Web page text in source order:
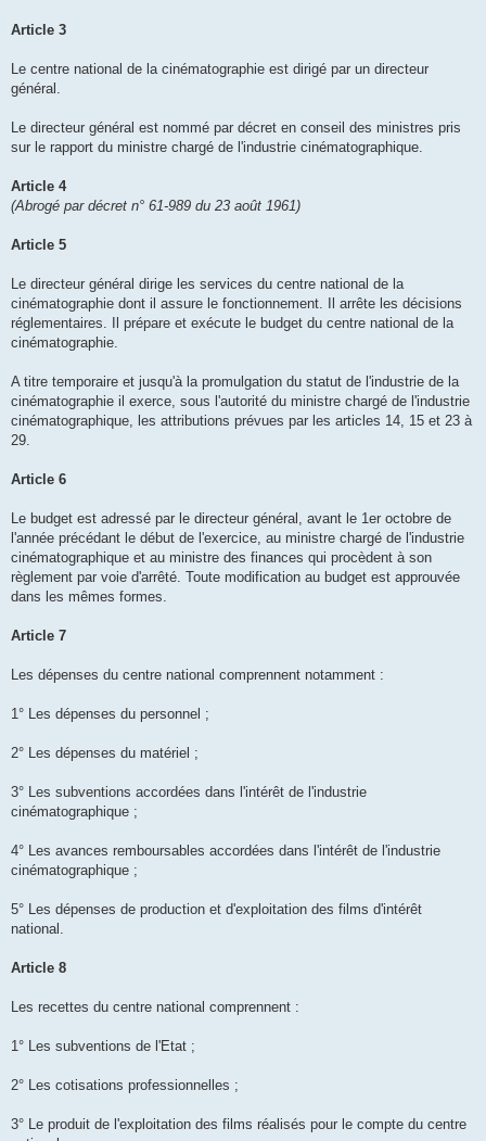
Article 3
Le centre national de la cinématographie est dirigé par un directeur
général.
Le directeur général est nommé par décret en conseil des ministres pris
sur le rapport du ministre chargé de l'industrie cinématographique.
Article 4
(Abrogé par décret n° 61-989 du 23 août 1961)
Article 5
Le directeur général dirige les services du centre national de la
cinématographie dont il assure le fonctionnement. Il arrête les décisions
réglementaires. Il prépare et exécute le budget du centre national de la
cinématographie.
A titre temporaire et jusqu'à la promulgation du statut de l'industrie de la
cinématographie il exerce, sous l'autorité du ministre chargé de l'industrie
cinématographique, les attributions prévues par les articles 14, 15 et 23 à
29.
Article 6
Le budget est adressé par le directeur général, avant le 1er octobre de
l'année précédant le début de l'exercice, au ministre chargé de l'industrie
cinématographique et au ministre des finances qui procèdent à son
règlement par voie d'arrêté. Toute modification au budget est approuvée
dans les mêmes formes.
Article 7
Les dépenses du centre national comprennent notamment :
1° Les dépenses du personnel ;
2° Les dépenses du matériel ;
3° Les subventions accordées dans l'intérêt de l'industrie
cinématographique ;
4° Les avances remboursables accordées dans l'intérêt de l'industrie
cinématographique ;
5° Les dépenses de production et d'exploitation des films d'intérêt
national.
Article 8
Les recettes du centre national comprennent :
1° Les subventions de l'Etat ;
2° Les cotisations professionnelles ;
3° Le produit de l'exploitation des films réalisés pour le compte du centre